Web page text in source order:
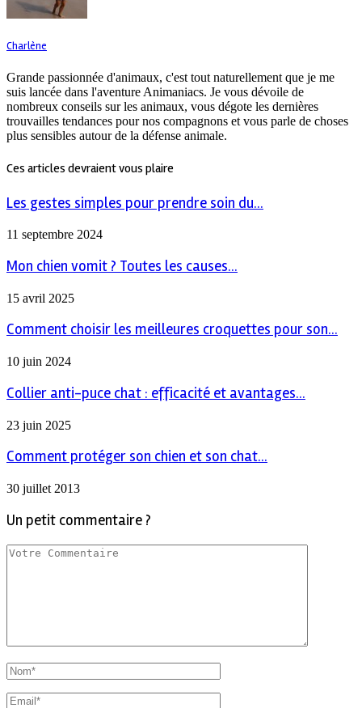
Charlène
Grande passionnée d'animaux, c'est tout naturellement que je me
suis lancée dans l'aventure Animaniacs. Je vous dévoile de
nombreux conseils sur les animaux, vous dégote les dernières
trouvailles tendances pour nos compagnons et vous parle de choses
plus sensibles autour de la défense animale.
Ces articles devraient vous plaire
Les gestes simples pour prendre soin du...
11 septembre 2024
Mon chien vomit ? Toutes les causes...
15 avril 2025
Comment choisir les meilleures croquettes pour son...
10 juin 2024
Collier anti-puce chat : efficacité et avantages...
23 juin 2025
Comment protéger son chien et son chat...
30 juillet 2013
Un petit commentaire ?